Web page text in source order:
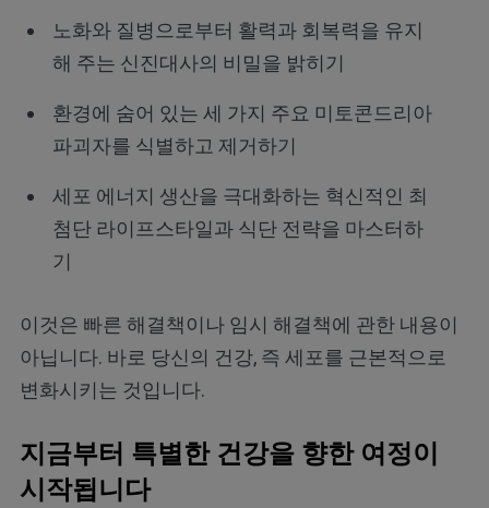
노화와 질병으로부터 활력과 회복력을 유지
해 주는 신진대사의 비밀을 밝히기
환경에 숨어 있는 세 가지 주요 미토콘드리아
파괴자를 식별하고 제거하기
세포 에너지 생산을 극대화하는 혁신적인 최
첨단 라이프스타일과 식단 전략을 마스터하
기
이것은 빠른 해결책이나 임시 해결책에 관한 내용이
아닙니다. 바로 당신의 건강, 즉 세포를 근본적으로
변화시키는 것입니다.
지금부터 특별한 건강을 향한 여정이
시작됩니다